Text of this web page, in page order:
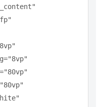
="8vp"
="80vp"
"80vp"